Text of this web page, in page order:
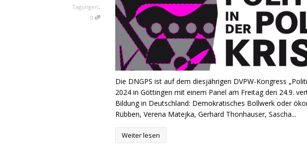
Tagungen,
0
Die DNGPS ist auf dem diesjährigen DVPW-Kongress
2024 in Göttingen mit einem Panel am Freitag den 24.9.
Bildung in Deutschland: Demokratisches Bollwerk oder
Rübben, Verena Matejka, Gerhard Thonhauser, Sascha...
Weiter lesen